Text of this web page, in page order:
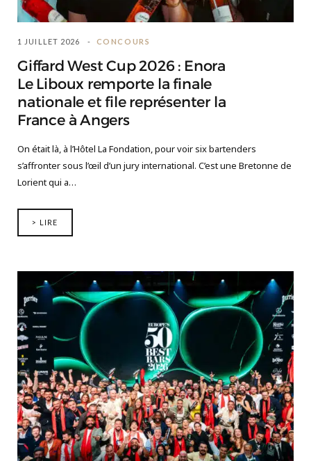
1 JUILLET 2026 CONCOURS
Giffard West Cup 2026 : Enora
Le Liboux remporte la finale
nationale et file représenter la
France à Angers
On était là, à l’Hôtel La Fondation, pour voir six bartenders
s’affronter sous l’œil d’un jury international. C’est une Bretonne de
Lorient qui a…
> LIRE